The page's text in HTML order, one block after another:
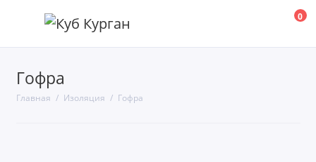
0
Гофра
Главная Изоляция Гофра
Гофра